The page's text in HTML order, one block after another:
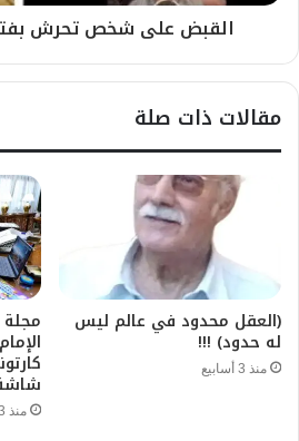
القبض على شخص تحرش
مقالات ذات صلة
(العقل محدود في عالم ليس
له حدود) !!!
منذ 3 أسابيع
منذ 3 أسابيع